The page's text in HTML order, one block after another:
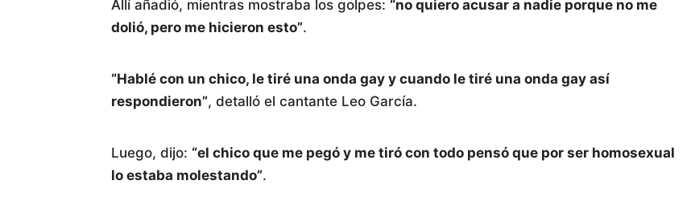
Allí añadió, mientras mostraba los golpes: “no quiero acusar a nadie porque no me
dolió, pero me hicieron esto”.
“Hablé con un chico, le tiré una onda gay y cuando le tiré una onda gay así
respondieron”, detalló el cantante Leo García.
Luego, dijo: “el chico que me pegó y me tiró con todo pensó que por ser homosexual
lo estaba molestando”.